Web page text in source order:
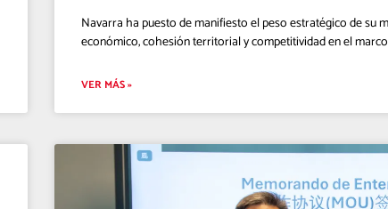
Navarra ha puesto de manifiesto el peso estratégico de
económico, cohesión territorial y competitividad en el
VER MÁS »